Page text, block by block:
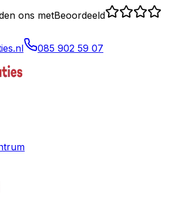
ons metBeoordeeld
085 902 59 07